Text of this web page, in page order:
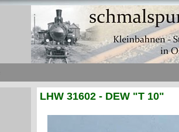
LHW 31602 - DEW "T 10"